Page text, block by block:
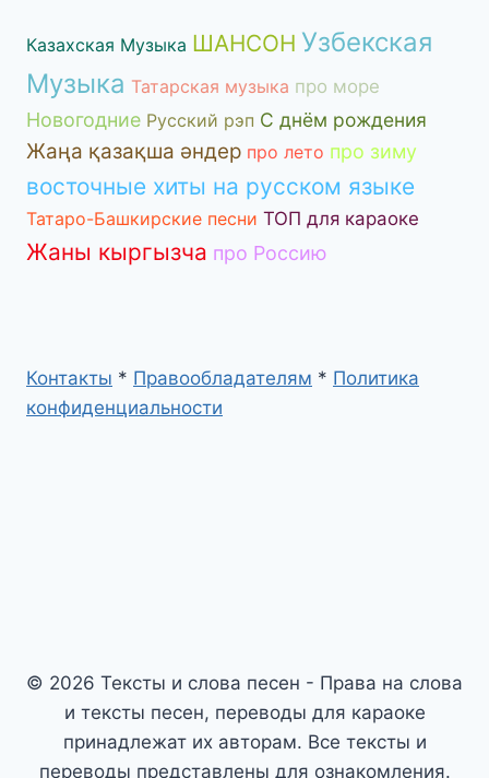
Казахская Музыка ШАНСОН Узбекская
Музыка Татарская музыка про море
Новогодние Русский рэп С днём рождения
Жаңа қазақша әндер про лето про зиму
восточные хиты на русском языке
Татаро-Башкирские песни ТОП для караоке
Жаны кыргызча про Россию
Контакты * Правообладателям * Политика
конфиденциальности
© 2026 Тексты и слова песен - Права на слова
и тексты песен, переводы для караоке
принадлежат их авторам. Все тексты и
переводы представлены для ознакомления.